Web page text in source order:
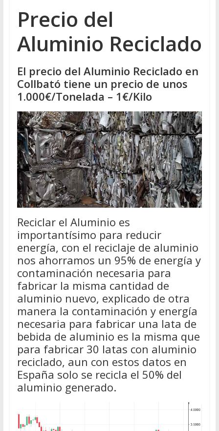
Precio del
Aluminio Reciclado
El precio del Aluminio Reciclado en
Collbató tiene un precio de unos
1.000€/Tonelada – 1€/Kilo
Reciclar el Aluminio es
importantísimo para reducir
energía, con el reciclaje de aluminio
nos ahorramos un 95% de energía y
contaminación necesaria para
fabricar la misma cantidad de
aluminio nuevo, explicado de otra
manera la contaminación y energía
necesaria para fabricar una lata de
bebida de aluminio es la misma que
para fabricar 30 latas con aluminio
reciclado, aun con estos datos en
España solo se recicla el 50% del
aluminio generado.